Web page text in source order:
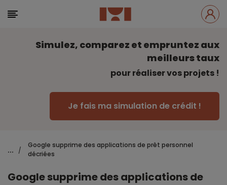
Simulez, comparez et empruntez aux
meilleurs taux
pour réaliser vos projets !
Je fais ma simulation de crédit !
... /
Google supprime des applications de prêt personnel
décriées
Google supprime des applications de